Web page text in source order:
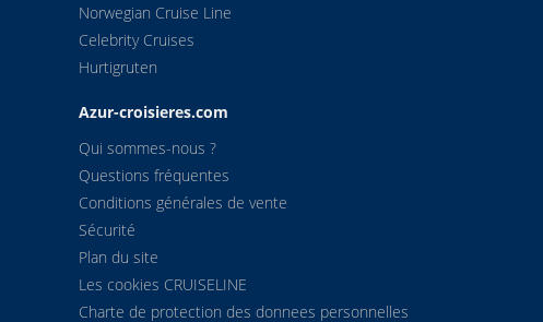
Norwegian Cruise Line
Celebrity Cruises
Hurtigruten
Azur-croisieres.com
Qui sommes-nous ?
Questions fréquentes
Conditions générales de vente
Sécurité
Plan du site
Les cookies CRUISELINE
Charte de protection des donnees personnelles